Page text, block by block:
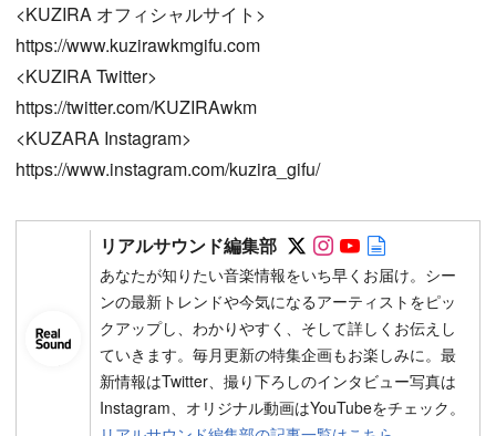
<KUZIRA オフィシャルサイト>
https://www.kuzirawkmgifu.com
<KUZIRA Twitter>
https://twitter.com/KUZIRAwkm
<KUZARA Instagram>
https://www.instagram.com/kuzira_gifu/
リアルサウンド編集部 Follow on SNS
Follow on SNS
Follow on
あなたが知りたい音楽情報をいち早くお届け。シー
ンの最新トレンドや今気になるアーティストをピッ
クアップし、わかりやすく、そして詳しくお伝えし
ていきます。毎月更新の特集企画もお楽しみに。最
新情報はTwitter、撮り下ろしのインタビュー写真は
Instagram、オリジナル動画はYouTubeをチェック。